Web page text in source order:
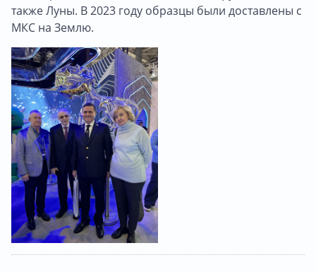
также Луны. В 2023 году образцы были доставлены с
МКС на Землю.